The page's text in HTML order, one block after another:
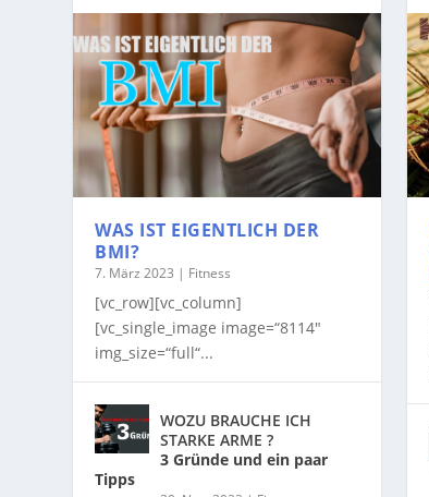
WAS IST EIGENTLICH DER
BMI?
7. März 2023 | Fitness
[vc_row][vc_column]
[vc_single_image image=“8114″
img_size=“full“...
WOZU BRAUCHE ICH
STARKE ARME ?
3 Gründe und ein paar
Tipps